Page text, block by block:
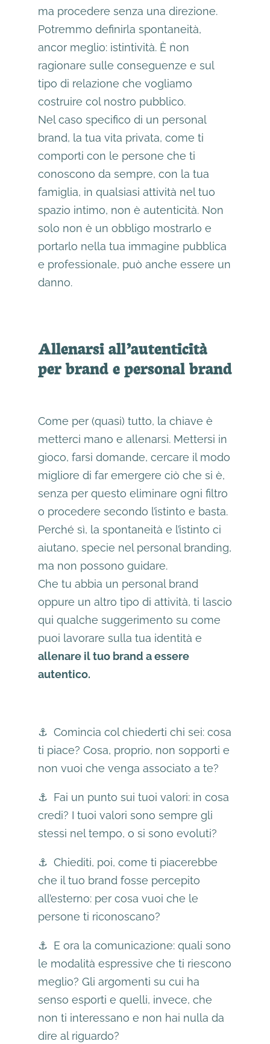
ma procedere senza una direzione.
Potremmo definirla spontaneità,
ancor meglio: istintività. È non
ragionare sulle conseguenze e sul
tipo di relazione che vogliamo
costruire col nostro pubblico.
Nel caso specifico di un personal
brand, la tua vita privata, come ti
comporti con le persone che ti
conoscono da sempre, con la tua
famiglia, in qualsiasi attività nel tuo
spazio intimo, non è autenticità. Non
solo non è un obbligo mostrarlo e
portarlo nella tua immagine pubblica
e professionale, può anche essere un
danno.
Allenarsi all’autenticità
per brand e personal brand
Come per (quasi) tutto, la chiave è
metterci mano e allenarsi. Mettersi in
gioco, farsi domande, cercare il modo
migliore di far emergere ciò che si è,
senza per questo eliminare ogni filtro
o procedere secondo l’istinto e basta.
Perché sì, la spontaneità e l’istinto ci
aiutano, specie nel personal branding,
ma non possono guidare.
Che tu abbia un personal brand
oppure un altro tipo di attività, ti lascio
qui qualche suggerimento su come
puoi lavorare sulla tua identità e
allenare il tuo brand a essere
autentico.
⚓️ Comincia col chiederti chi sei: cosa
ti piace? Cosa, proprio, non sopporti e
non vuoi che venga associato a te?
⚓️ Fai un punto sui tuoi valori: in cosa
credi? I tuoi valori sono sempre gli
stessi nel tempo, o si sono evoluti?
⚓️ Chiediti, poi, come ti piacerebbe
che il tuo brand fosse percepito
all’esterno: per cosa vuoi che le
persone ti riconoscano?
⚓️ E ora la comunicazione: quali sono
le modalità espressive che ti riescono
meglio? Gli argomenti su cui ha
senso esporti e quelli, invece, che
non ti interessano e non hai nulla da
dire al riguardo?